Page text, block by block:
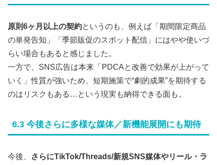
原則6ヶ月以上の契約というのも、例えば「期間限定商品
の単発告知」「季節販促のスポット配信」にはやや使いづ
らい場合もあると感じました。
一方で、SNS広告は本来「PDCAと改善で効果が上がって
いく」性質が強いため、短期施策で“劇的成果”を期待する
のはリスクもある…という現実も納得できる面も。
6.3 今後さらに多様な媒体／新機能展開にも期待
今後、
さらにTikTok/Threads/新規SNS媒体やリール・ラ